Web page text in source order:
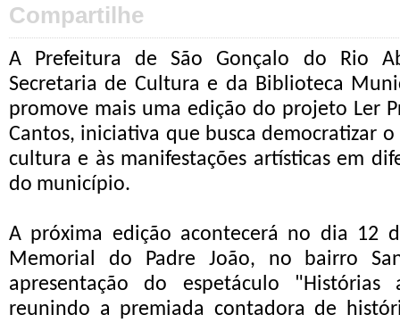
Compartilhe
A Prefeitura de São Gonçalo do Rio
Secretaria de Cultura e da Biblioteca
promove mais uma edição do projeto Ler
Cantos, iniciativa que busca democratizar
cultura e às manifestações artísticas em
do município.
A próxima edição acontecerá no dia 12
Memorial do Padre João, no bairro
apresentação do espetáculo
reunindo a premiada contadora de